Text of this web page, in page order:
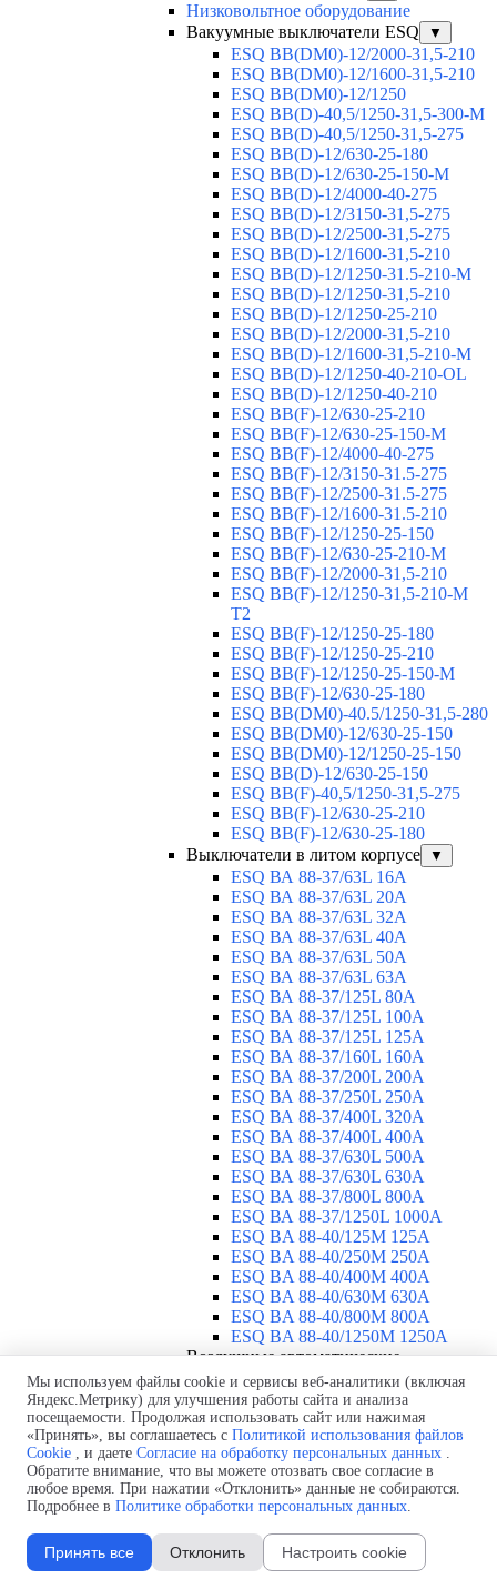
Низковольтное оборудование
Вакуумные выключатели ESQ
▼
ESQ ВВ(DM0)-12/2000-31,5-210
ESQ ВВ(DM0)-12/1600-31,5-210
ESQ ВВ(DM0)-12/1250
ESQ ВВ(D)-40,5/1250-31,5-300-М
ESQ ВВ(D)-40,5/1250-31,5-275
ESQ ВВ(D)-12/630-25-180
ESQ ВВ(D)-12/630-25-150-М
ESQ ВВ(D)-12/4000-40-275
ESQ ВВ(D)-12/3150-31,5-275
ESQ ВВ(D)-12/2500-31,5-275
ESQ ВВ(D)-12/1600-31,5-210
ESQ ВВ(D)-12/1250-31.5-210-М
ESQ ВВ(D)-12/1250-31,5-210
ESQ ВВ(D)-12/1250-25-210
ESQ BB(D)-12/2000-31,5-210
ESQ BB(D)-12/1600-31,5-210-М
ESQ BB(D)-12/1250-40-210-OL
ESQ BB(D)-12/1250-40-210
ESQ ВВ(F)-12/630-25-210
ESQ ВВ(F)-12/630-25-150-М
ESQ ВВ(F)-12/4000-40-275
ESQ ВВ(F)-12/3150-31.5-275
ESQ ВВ(F)-12/2500-31.5-275
ESQ ВВ(F)-12/1600-31.5-210
ESQ ВВ(F)-12/1250-25-150
ESQ BB(F)-12/630-25-210-М
ESQ BB(F)-12/2000-31,5-210
ESQ BB(F)-12/1250-31,5-210-М
T2
ESQ BB(F)-12/1250-25-180
ESQ ВВ(F)-12/1250-25-210
ESQ ВВ(F)-12/1250-25-150-М
ESQ BB(F)-12/630-25-180
ESQ ВВ(DM0)-40.5/1250-31,5-280
ESQ ВВ(DM0)-12/630-25-150
ESQ ВВ(DM0)-12/1250-25-150
ESQ BB(D)-12/630-25-150
ESQ ВВ(F)-40,5/1250-31,5-275
ESQ ВВ(F)-12/630-25-210
ESQ ВВ(F)-12/630-25-180
Выключатели в литом корпусе
▼
ESQ ВА 88-37/63L 16A
ESQ ВА 88-37/63L 20A
ESQ ВА 88-37/63L 32A
ESQ ВА 88-37/63L 40A
ESQ ВА 88-37/63L 50A
ESQ ВА 88-37/63L 63A
ESQ ВА 88-37/125L 80A
ESQ ВА 88-37/125L 100A
ESQ ВА 88-37/125L 125A
ESQ ВА 88-37/160L 160A
ESQ ВА 88-37/200L 200A
ESQ ВА 88-37/250L 250A
ESQ ВА 88-37/400L 320A
ESQ ВА 88-37/400L 400A
ESQ ВА 88-37/630L 500A
ESQ ВА 88-37/630L 630A
ESQ ВА 88-37/800L 800A
ESQ ВА 88-37/1250L 1000A
ESQ BA 88-40/125M 125A
ESQ BA 88-40/250M 250A
ESQ BA 88-40/400M 400A
ESQ BA 88-40/630М 630A
ESQ BA 88-40/800M 800A
ESQ BA 88-40/1250М 1250A
Воздушные автоматические
выключатели
▼
ESQ ВА99-40B 3F M2C2S2 M
2500A
ESQ ВА99-40A 3F M2C2S2 М
800A
ESQ ВА99-40A 3F M2C2S2 М
630A
ESQ ВА99-40A 3F M2C2S2 М
2000A
ESQ ВА99-40A 3F M2C2S2 М
Мы используем файлы cookie и сервисы веб-аналитики (включая
Яндекс.Метрику) для улучшения работы сайта и анализа
посещаемости. Продолжая использовать сайт или нажимая
«Принять», вы соглашаетесь с Политикой использования файлов
Cookie , и даете Согласие на обработку персональных данных .
Обратите внимание, что вы можете отозвать свое согласие в
любое время. При нажатии «Отклонить» данные не собираются.
Подробнее в Политике обработки персональных данных.
Принять все Отклонить Настроить cookie